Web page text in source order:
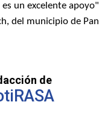
un excelente
del municipio de
de